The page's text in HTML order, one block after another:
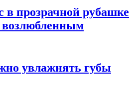
в прозрачной рубашке
возлюбленным
увлажнять губы